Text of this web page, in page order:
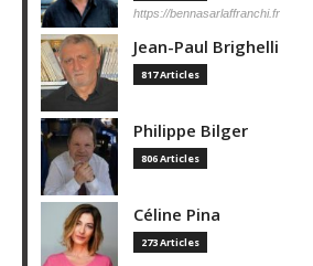
https://bennasarlaffranchi.fr
Jean-Paul Brighelli
817 Articles
Philippe Bilger
806 Articles
Céline Pina
273 Articles